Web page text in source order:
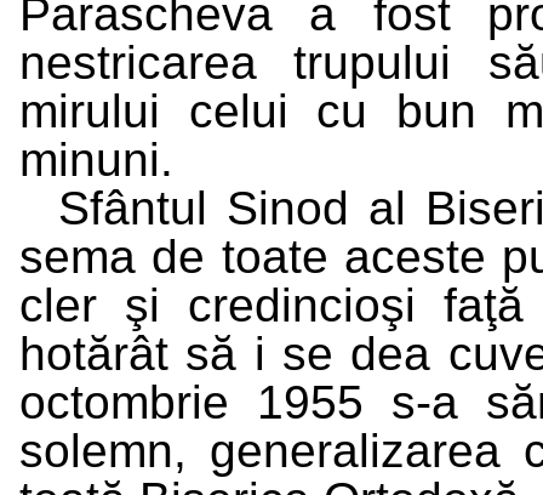
Parascheva a fost
nestricarea trupului
mirului celui cu bun
minuni.
Sfântul Sinod al
sema de toate aceste
cler şi credincioşi
hotărât să i se dea
octombrie 1955 s-a
solemn, generalizarea